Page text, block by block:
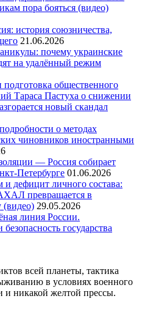
пора бояться (видео)
история союзничества,
21.06.2026
почему украинские
на удалённый режим
общественного
Тараса Пастуха о снижении
новый скандал
о методах
чиновников иностранными
— Россия собирает
Петербурге 01.06.2026
и дефицит личного состава:
превращается в
(видео) 29.05.2026
линия России.
государства
всей планеты, тактика
в условиях военного
и никакой желтой прессы.